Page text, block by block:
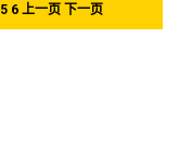
5 6 上一页 下一页